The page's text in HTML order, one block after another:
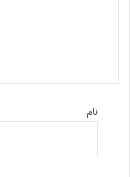
نام